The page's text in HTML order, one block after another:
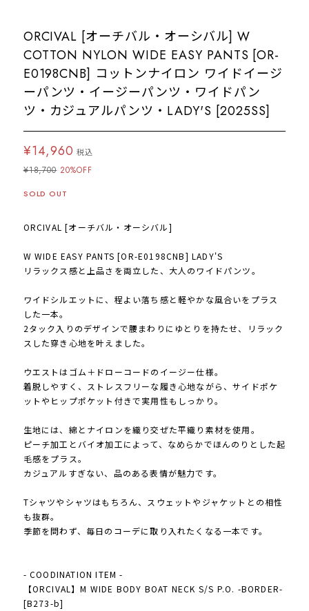
ORCIVAL [オーチバル・オーシバル] W
COTTON NYLON WIDE EASY PANTS [OR-
E0198CNB] コットンナイロン ワイドイージ
ーパンツ・イージーパンツ・ワイドパン
ツ・カジュアルパンツ・LADY'S [2025SS]
¥14,960 税込
¥18,700 20%OFF
SOLD OUT
ORCIVAL [オーチバル・オーシバル]
W WIDE EASY PANTS [OR-E0198CNB] LADY'S
リラックス感と上品さを両立した、大人のワイドパンツ。
ワイドシルエットに、程よい落ち感と軽やかな風合いをプラス
した一本。
2タック入りのデザインで腰まわりにゆとりを持たせ、リラック
スした穿き心地を叶えました。
ウエストはゴム＋ドローコードのイージー仕様。
着脱しやすく、ストレスフリーな履き心地ながら、サイドポケ
ットやヒップポケット付きで実用性もしっかり。
生地には、綿とナイロンを織り交ぜた平織り素材を使用。
ピーチ加工とバイオ加工によって、なめらかでほんのりとした起
毛感をプラス。
カジュアルすぎない、品のある表情が魅力です。
Tシャツやシャツはもちろん、スウェットやジャケットとの相性
も抜群。
季節を問わず、毎日のコーデに取り入れたくなる一本です。
- COODINATION ITEM -
【ORCIVAL】M WIDE BODY BOAT NECK S/S P.O. -BORDER-
[B273-b]